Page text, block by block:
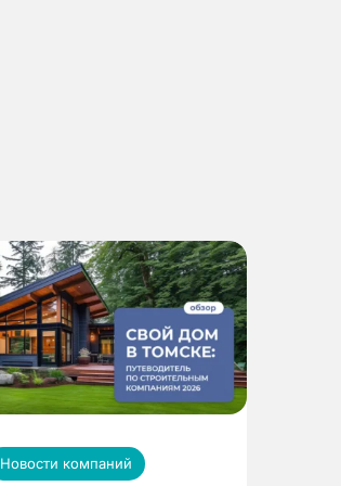
Новости компаний